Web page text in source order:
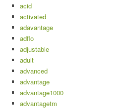
acid
activated
adavantage
adflo
adjustable
adult
advanced
advantage
advantage1000
advantagetm